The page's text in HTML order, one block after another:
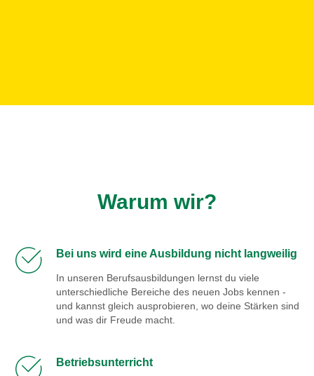
Warum wir?
Bei uns wird eine Ausbildung nicht langweilig
In unseren Berufsausbildungen lernst du viele
unterschiedliche Bereiche des neuen Jobs kennen -
und kannst gleich ausprobieren, wo deine Stärken sind
und was dir Freude macht.
Betriebsunterricht